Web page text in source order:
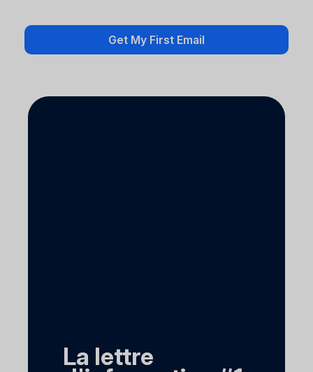
La lettre